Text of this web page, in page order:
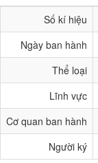
Số kí hiệu
Ngày ban hành
Thể loại
Lĩnh vực
Cơ quan ban hành
Người ký